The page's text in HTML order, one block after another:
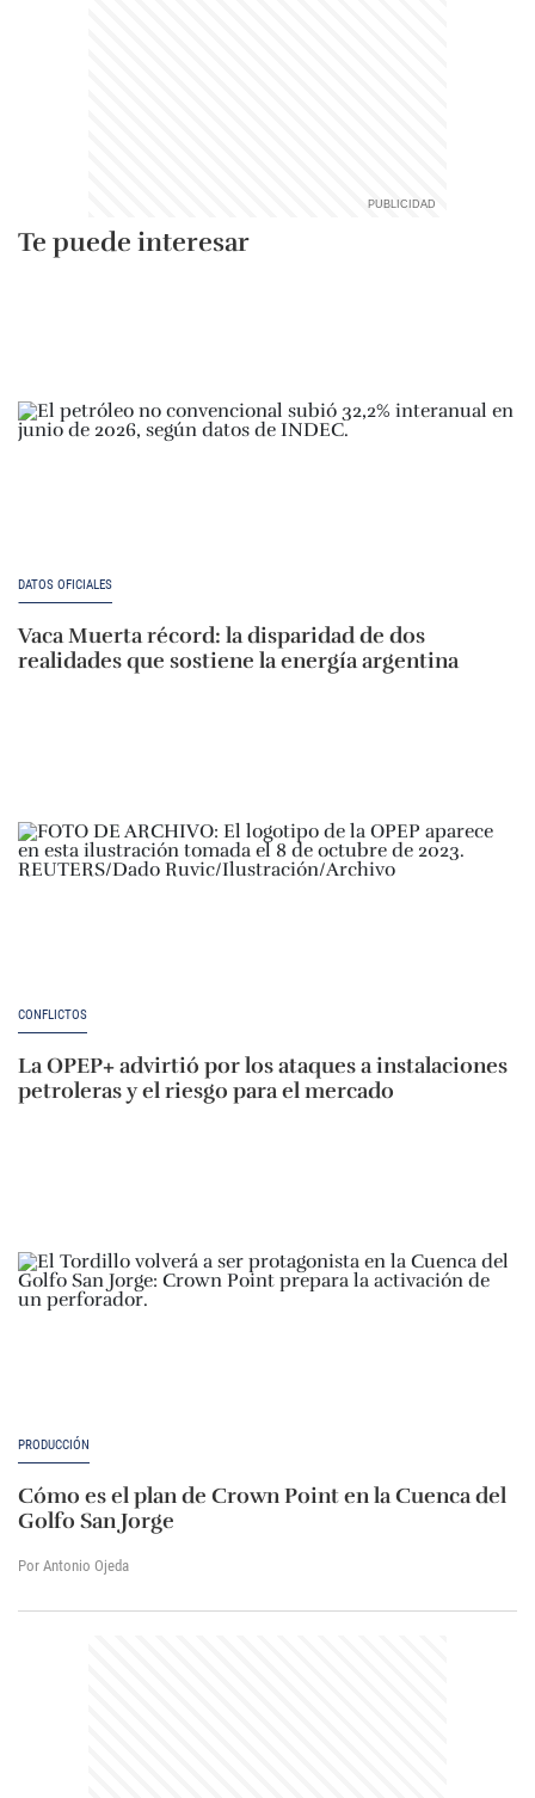
Te puede interesar
DATOS OFICIALES
Vaca Muerta récord: la disparidad de dos
realidades que sostiene la energía argentina
CONFLICTOS
La OPEP+ advirtió por los ataques a instalaciones
petroleras y el riesgo para el mercado
PRODUCCIÓN
Cómo es el plan de Crown Point en la Cuenca del
Golfo San Jorge
Por Antonio Ojeda